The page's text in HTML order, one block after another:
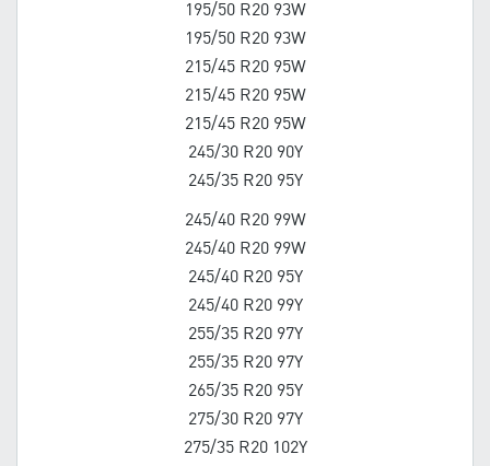
195/50 R20 93W
195/50 R20 93W
215/45 R20 95W
215/45 R20 95W
215/45 R20 95W
245/30 R20 90Y
245/35 R20 95Y
245/40 R20 99W
245/40 R20 99W
245/40 R20 95Y
245/40 R20 99Y
255/35 R20 97Y
255/35 R20 97Y
265/35 R20 95Y
275/30 R20 97Y
275/35 R20 102Y